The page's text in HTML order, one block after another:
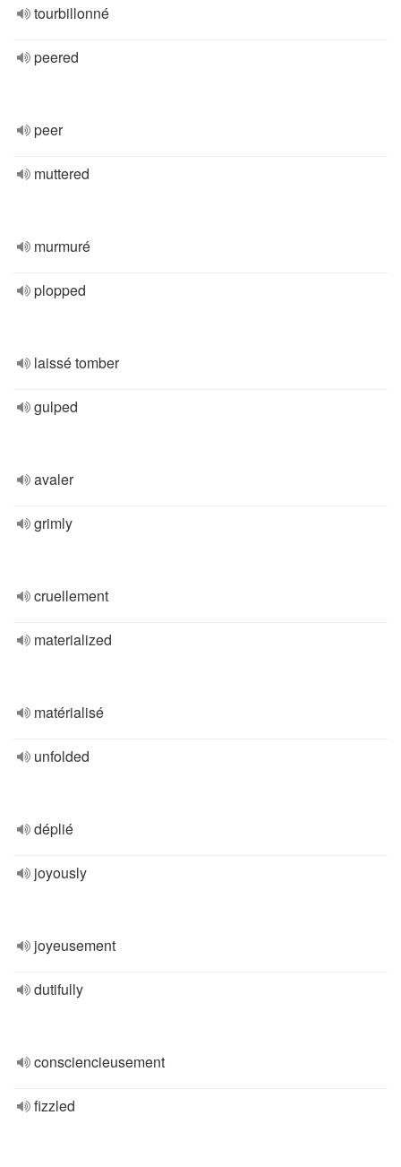
tourbillonné
peered
peer
muttered
murmuré
plopped
laissé tomber
gulped
avaler
grimly
cruellement
materialized
matérialisé
unfolded
déplié
joyously
joyeusement
dutifully
consciencieusement
fizzled